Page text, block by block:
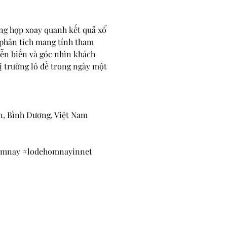
hợp xoay quanh kết quả xổ
tích mang tính tham
biến và góc nhìn khách
trường lô đề trong ngày một
Bình Dương, Việt Nam
#lodehomnayinnet